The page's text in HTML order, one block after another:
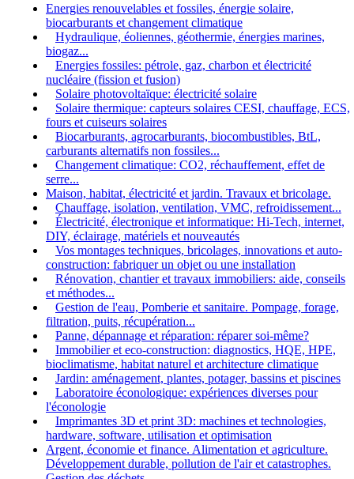
Energies renouvelables et fossiles, énergie solaire,
biocarburants et changement climatique
Hydraulique, éoliennes, géothermie, énergies marines,
biogaz...
Energies fossiles: pétrole, gaz, charbon et électricité
nucléaire (fission et fusion)
Solaire photovoltaïque: électricité solaire
Solaire thermique: capteurs solaires CESI, chauffage, ECS,
fours et cuiseurs solaires
Biocarburants, agrocarburants, biocombustibles, BtL,
carburants alternatifs non fossiles...
Changement climatique: CO2, réchauffement, effet de
serre...
Maison, habitat, électricité et jardin. Travaux et bricolage.
Chauffage, isolation, ventilation, VMC, refroidissement...
Électricité, électronique et informatique: Hi-Tech, internet,
DIY, éclairage, matériels et nouveautés
Vos montages techniques, bricolages, innovations et auto-
construction: fabriquer un objet ou une installation
Rénovation, chantier et travaux immobiliers: aide, conseils
et méthodes...
Gestion de l'eau, Pomberie et sanitaire. Pompage, forage,
filtration, puits, récupération...
Panne, dépannage et réparation: réparer soi-même?
Immobilier et eco-construction: diagnostics, HQE, HPE,
bioclimatisme, habitat naturel et architecture climatique
Jardin: aménagement, plantes, potager, bassins et piscines
Laboratoire éconologique: expériences diverses pour
l'éconologie
Imprimantes 3D et print 3D: machines et technologies,
hardware, software, utilisation et optimisation
Argent, économie et finance. Alimentation et agriculture.
Développement durable, pollution de l'air et catastrophes.